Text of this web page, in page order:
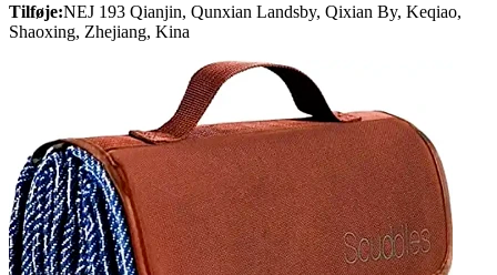
Tilføje:NEJ 193 Qianjin, Qunxian Landsby, Qixian By, Keqiao,
Shaoxing, Zhejiang, Kina